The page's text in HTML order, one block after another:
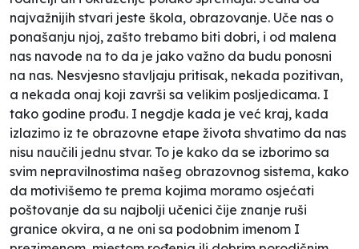
najvažnijih stvari jeste škola, obrazovanje. Uče nas o
ponašanju njoj, zašto trebamo biti dobri, i od malena
nas navode na to da je jako važno da budu ponosni
na nas. Nesvjesno stavljaju pritisak, nekada pozitivan,
a nekada onaj koji završi sa velikim posljedicama. I
tako godine prođu. I negdje kada je već kraj, kada
izlazimo iz te obrazovne etape života shvatimo da nas
nisu naučili jednu stvar. To je kako da se izborimo sa
svim nepravilnostima našeg obrazovnog sistema, kako
da motivišemo te prema kojima moramo osjećati
poštovanje da su najbolji učenici čije znanje ruši
granice okvira, a ne oni sa podobnim imenom I